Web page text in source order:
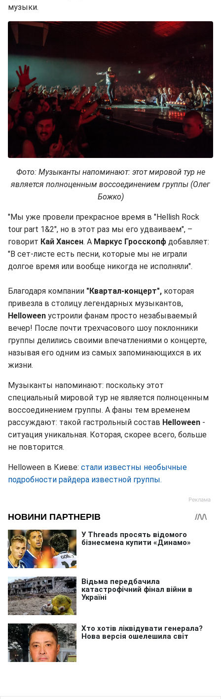
музыки.
Фото: Музыканты напоминают: этот мировой тур не
является полноценным воссоединением группы (Олег
Божко)
"Мы уже провели прекрасное время в "Hellish Rock
tour part 1&2", но в этот раз мы его удваиваем", –
говорит Кай Хансен. А Маркус Гросскопф добавляет:
"В сет-листе есть песни, которые мы не играли
долгое время или вообще никогда не исполняли".
Благодаря компании "Квартал-концерт", которая
привезла в столицу легендарных музыкантов,
Helloween устроили фанам просто незабываемый
вечер! После почти трехчасового шоу поклонники
группы делились своими впечатлениями о концерте,
называя его одним из самых запоминающихся в их
жизни.
Музыканты напоминают: поскольку этот
специальный мировой тур не является полноценным
воссоединением группы. А фаны тем временем
рассуждают: такой гастрольный состав Helloween -
ситуация уникальная. Которая, скорее всего, больше
не повторится.
Helloween в Киеве: стали известны необычные
подробности райдера известной группы.